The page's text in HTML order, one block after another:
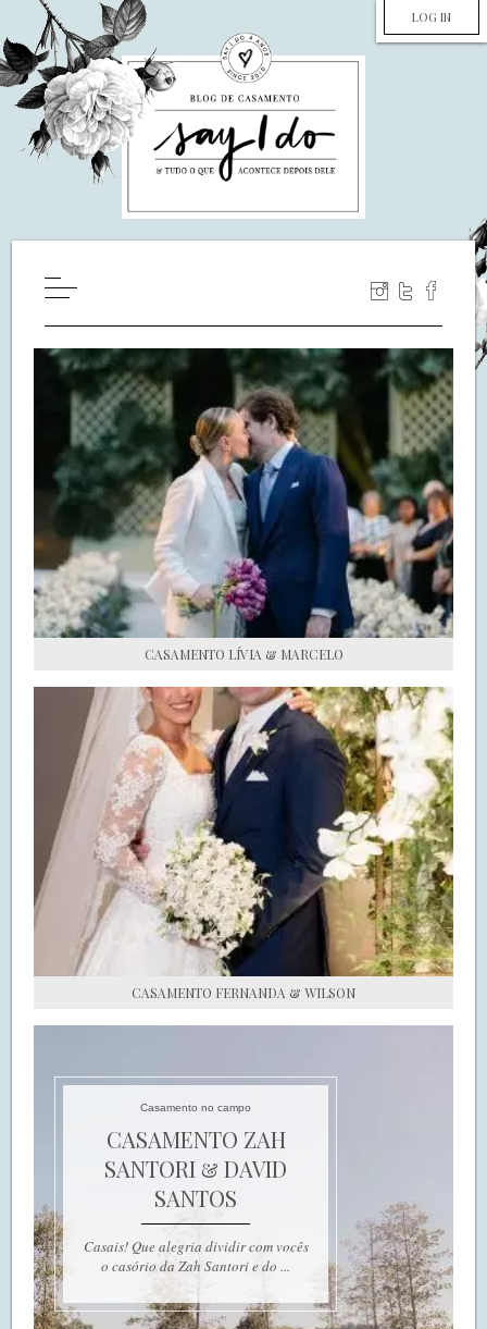
LOG IN
WILL YOU MARRY ME?
LUA DE MEL
COZINHA
DECORAÇÃO
DE NOIVA PRA NOIVA
S.O.S CASADAS
FALE COM O SAY I DO
CASAMENTO LÍVIA & MARCELO
CASAMENTO FERNANDA & WILSON
Casamento no campo
CASAMENTO ZAH
SANTORI & DAVID
SANTOS
Casais! Que alegria dividir com vocês
o casório da Zah Santori e do ...